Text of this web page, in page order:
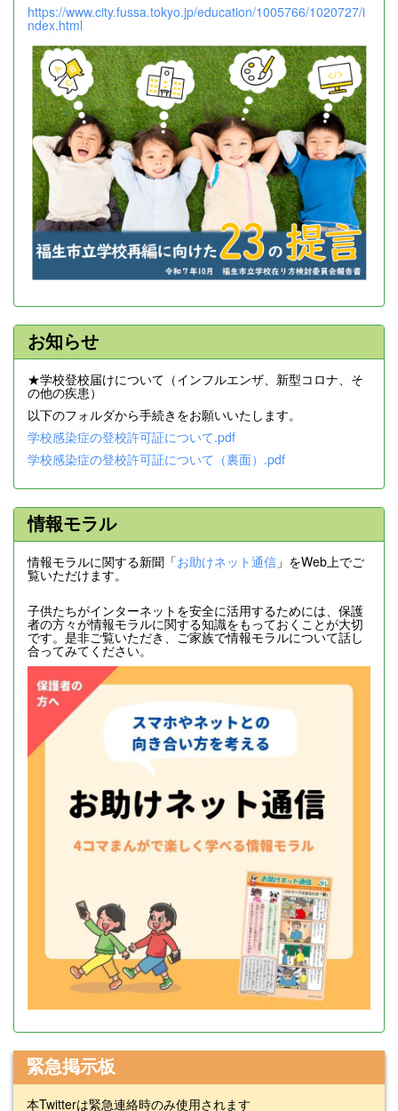
https://www.city.fussa.tokyo.jp/education/1005766/1020727/i
ndex.html
お知らせ
★学校登校届けについて（インフルエンザ、新型コロナ、そ
の他の疾患）
以下のフォルダから手続きをお願いいたします。
学校感染症の登校許可証について.pdf
学校感染症の登校許可証について（裏面）.pdf
情報モラル
情報モラルに関する新聞「お助けネット通信 」をWeb上でご
覧いただけます。
子供たちがインターネットを安全に活用するためには、保護
者の方々が情報モラルに関する知識をもっておくことが大切
です。是非ご覧いただき、ご家族で情報モラルについて話し
合ってみてください。
緊急掲示板
本Twitterは緊急連絡時のみ使用されます